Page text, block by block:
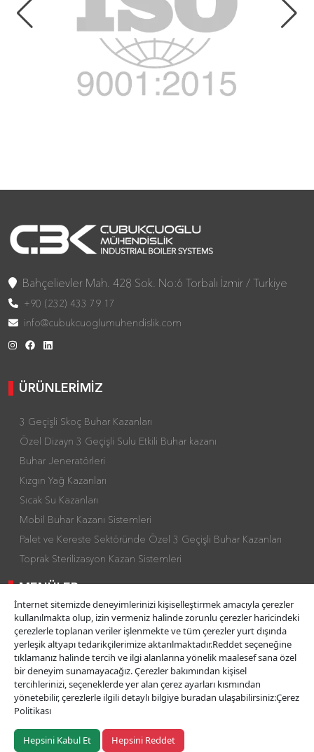
İnternet sitemizde deneyimlerinizi kişiselleştirmek amacıyla çerezler
kullanılmakta olup, izin vermeniz halinde zorunlu çerezler haricindeki
çerezlerle toplanan veriler işlenmekte ve tüm çerezler yurt dışında
yerleşik altyapı tedarikçilerimize aktarılmaktadır.Reddet seçeneğine
tıklamanız halinde tercih ve ilgi alanlarına yönelik maalesef sana özel
bir deneyim sunamayacağız. Çerezler bakımından kişisel
tercihlerinizi, seçeneklerde yer alan çerez ayarları kısmından
yönetebilir, çerezlerle ilgili detaylı bilgiye buradan ulaşabilirsiniz:Çerez
Politikası
Hepsini Kabul Et Hepsini Reddet
Bahçelievler Mah. 428 Sok. No:6 Torbalı İzmir / Turkiye
+90 (232) 433 79 17
info@cubukcuoglumuhendislik.com
ÜRÜNLERİMİZ
3 Geçişli Skoç Buhar Kazanları
Özel Dizayn 3 Geçişli Sulu Etkili Buhar kazanı
Buhar Jeneratörleri
Kızgın Yağ Kazanları
Sıcak Su Kazanları
Mobil Buhar Kazanı Sistemleri
Palet ve Kereste Sektöründe Özel 3 Geçişli Buhar Kazanları
Toprak Sterilizasyon Kazan Sistemleri
MENÜLER
ANA SAYFA
VİZYON & MİSYON
FİRMA PROFİLİ
SERTİFİKALAR
SOSYAL SORUMLULUK